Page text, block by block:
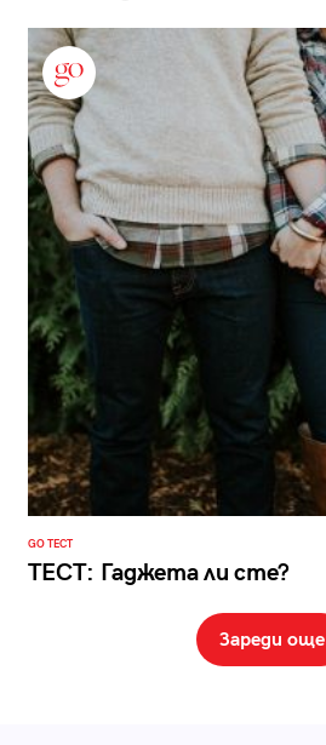
GO ТЕСТ
ТЕСТ: Гаджета ли сте?
Зареди още